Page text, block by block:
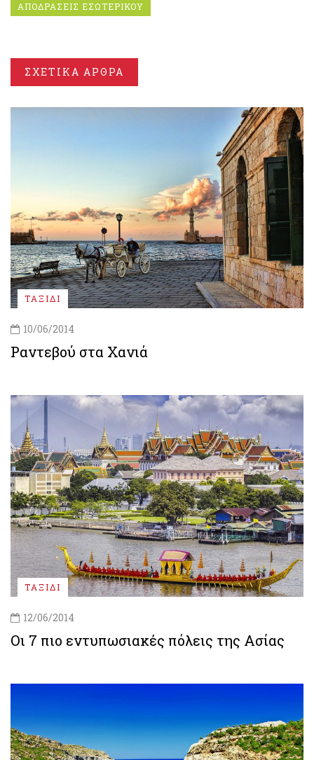
ΑΠΟΔΡΑΣΕΙΣ ΕΣΩΤΕΡΙΚΟΥ
ΣΧΕΤΙΚΑ ΑΡΘΡΑ
ΤΑΞΙΔΙ
10/06/2014
Ραντεβού στα Χανιά
ΤΑΞΙΔΙ
12/06/2014
Οι 7 πιο εντυπωσιακές πόλεις της Ασίας